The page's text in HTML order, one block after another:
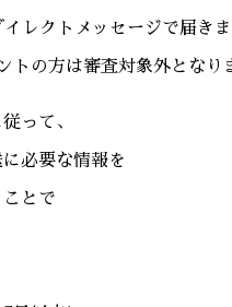
レクトメッセージで届きま
トの方は審査対象外となり
って、
必要な情報を
とで